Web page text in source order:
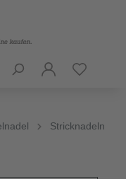
Stricknadeln